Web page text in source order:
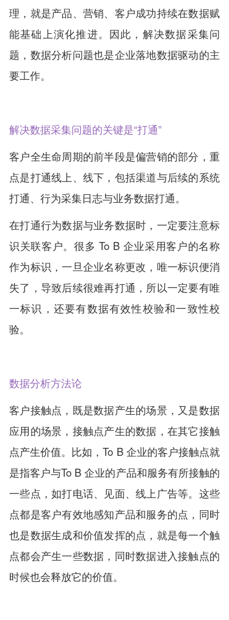
理，就是产品、营销、客户成功持续在数据赋
能基础上演化推进。因此，解决数据采集问
题，数据分析问题也是企业落地数据驱动的主
要工作。
解决数据采集问题的关键是“打通”
客户全生命周期的前半段是偏营销的部分，重
点是打通线上、线下，包括渠道与后续的系统
打通、行为采集日志与业务数据打通。
在打通行为数据与业务数据时，一定要注意标
识关联客户。很多 To B 企业采用客户的名称
作为标识，一旦企业名称更改，唯一标识便消
失了，导致后续很难再打通，所以一定要有唯
一标识，还要有数据有效性校验和一致性校
验。
数据分析方法论
客户接触点，既是数据产生的场景，又是数据
应用的场景，接触点产生的数据，在其它接触
点产生价值。比如，To B 企业的客户接触点就
是指客户与To B 企业的产品和服务有所接触的
一些点，如打电话、见面、线上广告等。这些
点都是客户有效地感知产品和服务的点，同时
也是数据生成和价值发挥的点，就是每一个触
点都会产生一些数据，同时数据进入接触点的
时候也会释放它的价值。